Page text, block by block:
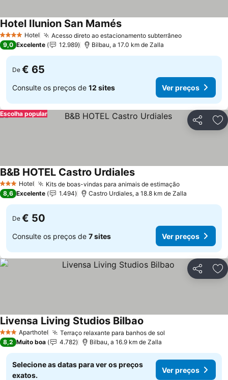
4 EstrelasHotel Acesso direto ao estacionamento subterrâneoVer preços
Hotel Ilunion San MamésVer preços
9,0 Excelente 12.989 Bilbau, a 17.0 km de Zalla
De € 65
Consulte os preços de 12 sites Ver preços
Partilhar
Escolha popular
3 EstrelasHotel Kits de boas-vindas para animais de estimaçãoVer preços
B&B HOTEL Castro UrdialesVer preços
8,6 Excelente 1.494 Castro Urdiales, a 18.8 km de Zalla
De € 50
Consulte os preços de 7 sites Ver preços
Partilhar
3 EstrelasAparthotel Terraço relaxante para banhos de sol
Livensa Living Studios Bilbao
8,2 Muito boa 4.782 Bilbau, a 16.9 km de Zalla
Selecione as datas para ver os preços
exatos.
Ver preços